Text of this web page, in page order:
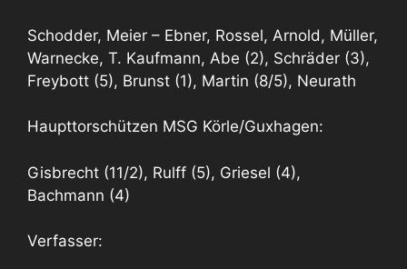
Schodder, Meier – Ebner, Rossel, Arnold, Müller,
Warnecke, T. Kaufmann, Abe (2), Schräder (3),
Freybott (5), Brunst (1), Martin (8/5), Neurath
Haupttorschützen MSG Körle/Guxhagen:
Gisbrecht (11/2), Rulff (5), Griesel (4),
Bachmann (4)
Verfasser: